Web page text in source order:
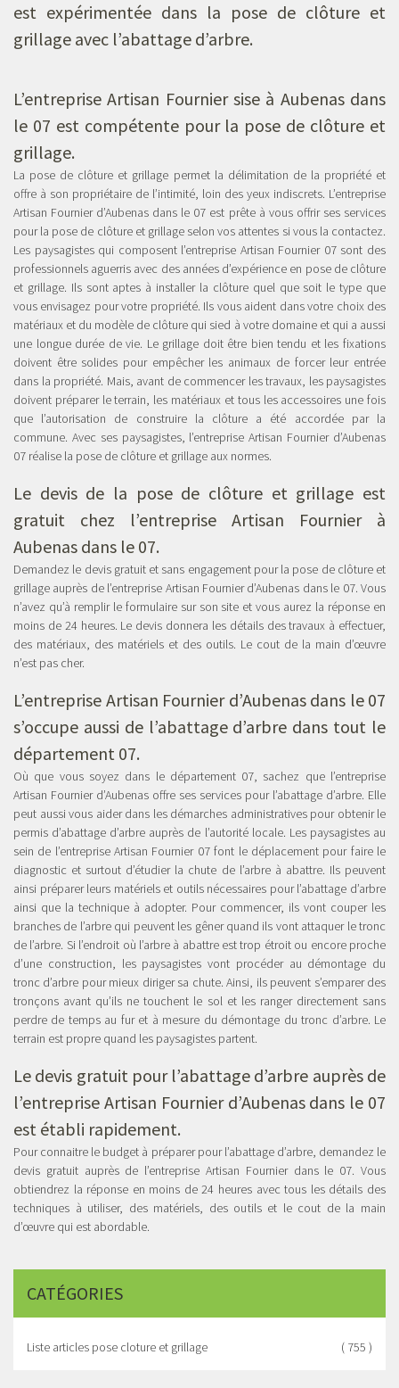
est expérimentée dans la pose de clôture et
grillage avec l’abattage d’arbre.
L’entreprise Artisan Fournier sise à Aubenas dans
le 07 est compétente pour la pose de clôture et
grillage.
La pose de clôture et grillage permet la délimitation de la propriété et
offre à son propriétaire de l’intimité, loin des yeux indiscrets. L’entreprise
Artisan Fournier d’Aubenas dans le 07 est prête à vous offrir ses services
pour la pose de clôture et grillage selon vos attentes si vous la contactez.
Les paysagistes qui composent l’entreprise Artisan Fournier 07 sont des
professionnels aguerris avec des années d’expérience en pose de clôture
et grillage. Ils sont aptes à installer la clôture quel que soit le type que
vous envisagez pour votre propriété. Ils vous aident dans votre choix des
matériaux et du modèle de clôture qui sied à votre domaine et qui a aussi
une longue durée de vie. Le grillage doit être bien tendu et les fixations
doivent être solides pour empêcher les animaux de forcer leur entrée
dans la propriété. Mais, avant de commencer les travaux, les paysagistes
doivent préparer le terrain, les matériaux et tous les accessoires une fois
que l’autorisation de construire la clôture a été accordée par la
commune. Avec ses paysagistes, l’entreprise Artisan Fournier d’Aubenas
07 réalise la pose de clôture et grillage aux normes.
Le devis de la pose de clôture et grillage est
gratuit chez l’entreprise Artisan Fournier à
Aubenas dans le 07.
Demandez le devis gratuit et sans engagement pour la pose de clôture et
grillage auprès de l’entreprise Artisan Fournier d’Aubenas dans le 07. Vous
n’avez qu’à remplir le formulaire sur son site et vous aurez la réponse en
moins de 24 heures. Le devis donnera les détails des travaux à effectuer,
des matériaux, des matériels et des outils. Le cout de la main d’œuvre
n’est pas cher.
L’entreprise Artisan Fournier d’Aubenas dans le 07
s’occupe aussi de l’abattage d’arbre dans tout le
département 07.
Où que vous soyez dans le département 07, sachez que l’entreprise
Artisan Fournier d’Aubenas offre ses services pour l’abattage d’arbre. Elle
peut aussi vous aider dans les démarches administratives pour obtenir le
permis d’abattage d’arbre auprès de l’autorité locale. Les paysagistes au
sein de l’entreprise Artisan Fournier 07 font le déplacement pour faire le
diagnostic et surtout d’étudier la chute de l’arbre à abattre. Ils peuvent
ainsi préparer leurs matériels et outils nécessaires pour l’abattage d’arbre
ainsi que la technique à adopter. Pour commencer, ils vont couper les
branches de l’arbre qui peuvent les gêner quand ils vont attaquer le tronc
de l’arbre. Si l’endroit où l’arbre à abattre est trop étroit ou encore proche
d’une construction, les paysagistes vont procéder au démontage du
tronc d’arbre pour mieux diriger sa chute. Ainsi, ils peuvent s’emparer des
tronçons avant qu’ils ne touchent le sol et les ranger directement sans
perdre de temps au fur et à mesure du démontage du tronc d’arbre. Le
terrain est propre quand les paysagistes partent.
Le devis gratuit pour l’abattage d’arbre auprès de
l’entreprise Artisan Fournier d’Aubenas dans le 07
est établi rapidement.
Pour connaitre le budget à préparer pour l’abattage d’arbre, demandez le
devis gratuit auprès de l’entreprise Artisan Fournier dans le 07. Vous
obtiendrez la réponse en moins de 24 heures avec tous les détails des
techniques à utiliser, des matériels, des outils et le cout de la main
d’œuvre qui est abordable.
CATÉGORIES
Liste articles pose cloture et grillage ( 755 )